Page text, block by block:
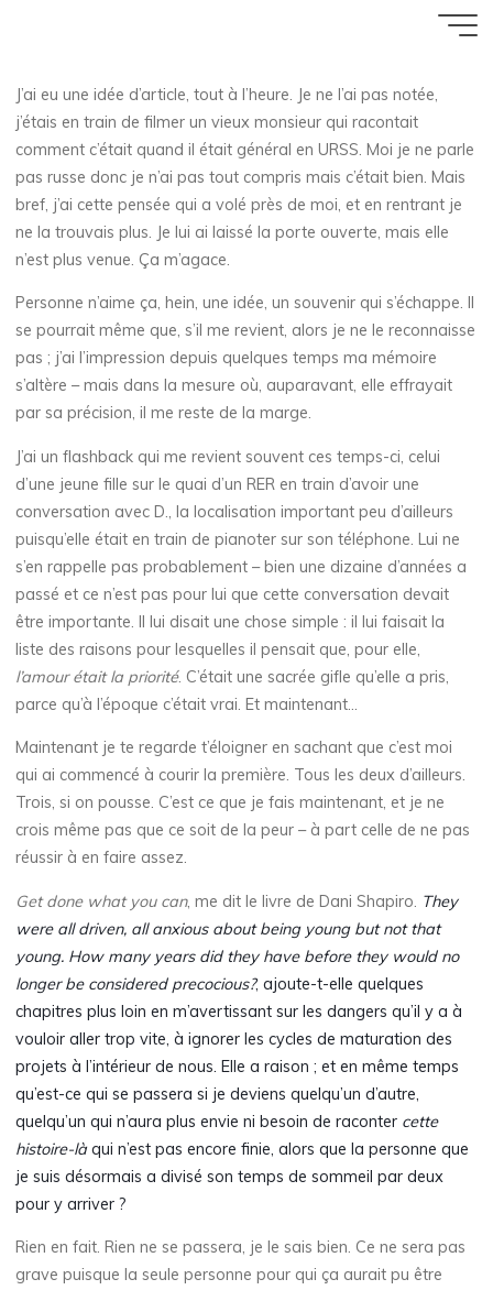
Florence Rivières
J’ai eu une idée d’article, tout à l’heure. Je ne l’ai pas notée,
j’étais en train de filmer un vieux monsieur qui racontait
comment c’était quand il était général en URSS. Moi je ne parle
pas russe donc je n’ai pas tout compris mais c’était bien. Mais
bref, j’ai cette pensée qui a volé près de moi, et en rentrant je
ne la trouvais plus. Je lui ai laissé la porte ouverte, mais elle
n’est plus venue. Ça m’agace.
Personne n’aime ça, hein, une idée, un souvenir qui s’échappe. Il
se pourrait même que, s’il me revient, alors je ne le reconnaisse
pas ; j’ai l’impression depuis quelques temps ma mémoire
s’altère – mais dans la mesure où, auparavant, elle effrayait
par sa précision, il me reste de la marge.
J’ai un flashback qui me revient souvent ces temps-ci, celui
d’une jeune fille sur le quai d’un RER en train d’avoir une
conversation avec D., la localisation important peu d’ailleurs
puisqu’elle était en train de pianoter sur son téléphone. Lui ne
s’en rappelle pas probablement – bien une dizaine d’années a
passé et ce n’est pas pour lui que cette conversation devait
être importante. Il lui disait une chose simple : il lui faisait la
liste des raisons pour lesquelles il pensait que, pour elle,
l’amour était la priorité. C’était une sacrée gifle qu’elle a pris,
parce qu’à l’époque c’était vrai. Et maintenant…
Maintenant je te regarde t’éloigner en sachant que c’est moi
qui ai commencé à courir la première. Tous les deux d’ailleurs.
Trois, si on pousse. C’est ce que je fais maintenant, et je ne
crois même pas que ce soit de la peur – à part celle de ne pas
réussir à en faire assez.
Get done what you can, me dit le livre de Dani Shapiro. They
were all driven, all anxious about being young but not that
young. How many years did they have before they would no
longer be considered precocious?, ajoute-t-elle quelques
chapitres plus loin en m’avertissant sur les dangers qu’il y a à
vouloir aller trop vite, à ignorer les cycles de maturation des
projets à l’intérieur de nous. Elle a raison ; et en même temps
qu’est-ce qui se passera si je deviens quelqu’un d’autre,
quelqu’un qui n’aura plus envie ni besoin de raconter cette
histoire-làqui n’est pas encore finie, alors que la personne que
je suis désormais a divisé son temps de sommeil par deux
pour y arriver ?
Rien en fait. Rien ne se passera, je le sais bien. Ce ne sera pas
grave puisque la seule personne pour qui ça aurait pu être